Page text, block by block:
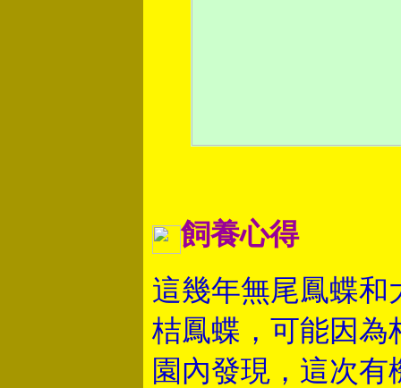
飼養心得
這幾年無尾鳳蝶和
桔鳳蝶，可能因為
園內發現，這次